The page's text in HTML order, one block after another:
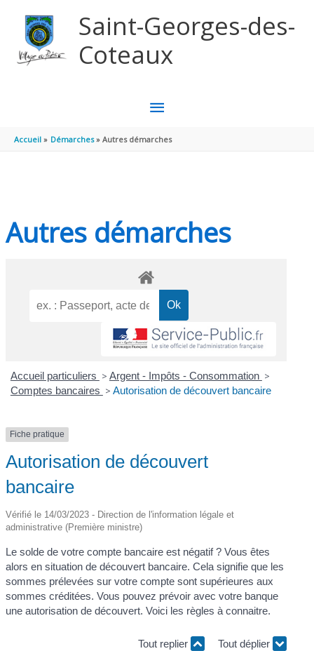
Saint-Georges-des-
Coteaux
MENU
PRINCIPAL
Accueil Démarches Autres démarches
Autres démarches
Accueil particuliers > Argent - Impôts - Consommation >
Comptes bancaires > Autorisation de découvert bancaire
Fiche pratique
Autorisation de découvert
bancaire
Vérifié le 14/03/2023 - Direction de l'information légale et
administrative (Première ministre)
Le solde de votre compte bancaire est négatif ? Vous êtes
alors en situation de découvert bancaire. Cela signifie que les
sommes prélevées sur votre compte sont supérieures aux
sommes créditées. Vous pouvez prévoir avec votre banque
une autorisation de découvert. Voici les règles à connaitre.
Tout replier Tout déplier